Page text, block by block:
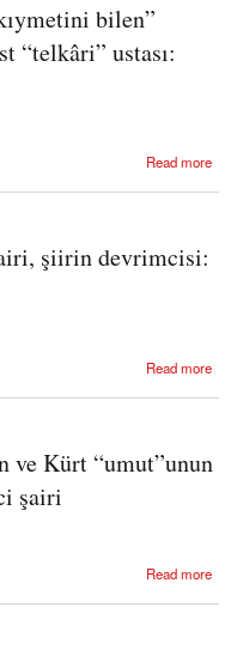
bilen”
“telkâri” ustası:
Read more
şair, enternasyonalist “telkâri”
şiirin devrimcisi:
Read more
ve Kürt “umut”unun
şairi
Read more
kamerası, sinemanın devrimci